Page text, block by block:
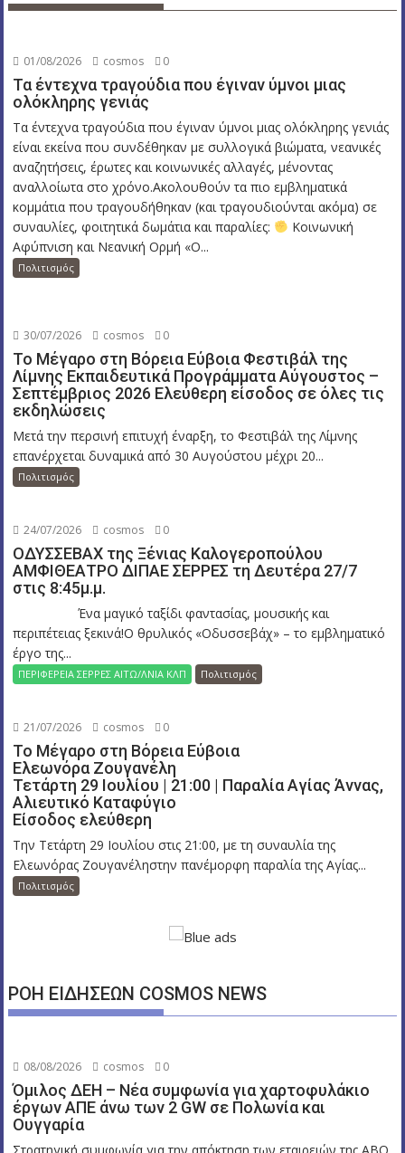
01/08/2026 cosmos 0
Τα έντεχνα τραγούδια που έγιναν ύμνοι μιας
ολόκληρης γενιάς
Τα έντεχνα τραγούδια που έγιναν ύμνοι μιας ολόκληρης γενιάς
είναι εκείνα που συνδέθηκαν με συλλογικά βιώματα, νεανικές
αναζητήσεις, έρωτες και κοινωνικές αλλαγές, μένοντας
αναλλοίωτα στο χρόνο.Ακολουθούν τα πιο εμβληματικά
κομμάτια που τραγουδήθηκαν (και τραγουδιούνται ακόμα) σε
συναυλίες, φοιτητικά δωμάτια και παραλίες:
Κοινωνική
Αφύπνιση και Νεανική Ορμή «Ο...
Πολιτισμός
30/07/2026 cosmos 0
Το Μέγαρο στη Βόρεια Εύβοια Φεστιβάλ της
Λίμνης Εκπαιδευτικά Προγράμματα Αύγουστος –
Σεπτέμβριος 2026 Ελεύθερη είσοδος σε όλες τις
εκδηλώσεις
Μετά την περσινή επιτυχή έναρξη, το Φεστιβάλ της Λίμνης
επανέρχεται δυναμικά από 30 Αυγούστου μέχρι 20...
Πολιτισμός
24/07/2026 cosmos 0
ΟΔΥΣΣΕΒΑΧ της Ξένιας Καλογεροπούλου
ΑΜΦΙΘΕΑΤΡΟ ΔΙΠΑΕ ΣΕΡΡΕΣ τη Δευτέρα 27/7
στις 8:45μ.μ.
Ένα μαγικό ταξίδι φαντασίας, μουσικής και
περιπέτειας ξεκινά!Ο θρυλικός «Οδυσσεβάχ» – το εμβληματικό
έργο της...
ΠΕΡΙΦΕΡΕΙΑ ΣΕΡΡΕΣ ΑΙΤΩ/ΛΝΙΑ ΚΛΠ Πολιτισμός
21/07/2026 cosmos 0
Το Μέγαρο στη Βόρεια Εύβοια
Ελεωνόρα Ζουγανέλη
Τετάρτη 29 Ιουλίου | 21:00 | Παραλία Αγίας Άννας,
Αλιευτικό Καταφύγιο
Είσοδος ελεύθερη
Την Τετάρτη 29 Ιουλίου στις 21:00, με τη συναυλία της
Ελεωνόρας Ζουγανέληστην πανέμορφη παραλία της Αγίας...
Πολιτισμός
ΡΟΗ ΕΙΔΗΣΕΩΝ COSMOS NEWS
08/08/2026 cosmos 0
Όμιλος ΔΕΗ – Νέα συμφωνία για χαρτοφυλάκιο
έργων ΑΠΕ άνω των 2 GW σε Πολωνία και
Ουγγαρία
Στρατηγική συμφωνία για την απόκτηση των εταιρειών της ABO